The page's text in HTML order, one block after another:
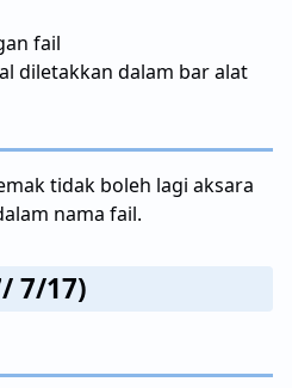
fail
diletakkan dalam bar alat
tidak boleh lagi aksara
nama fail.
7/17)